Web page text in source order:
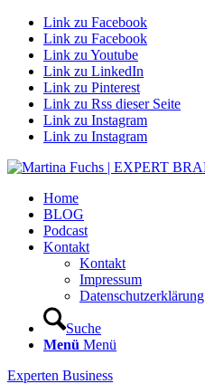
Link zu Facebook
Link zu Facebook
Link zu Youtube
Link zu LinkedIn
Link zu Pinterest
Link zu Rss dieser Seite
Link zu Instagram
Link zu Instagram
Home
BLOG
Podcast
Kontakt
Kontakt
Impressum
Datenschutzerklärung
Suche
Menü Menü
Experten Business